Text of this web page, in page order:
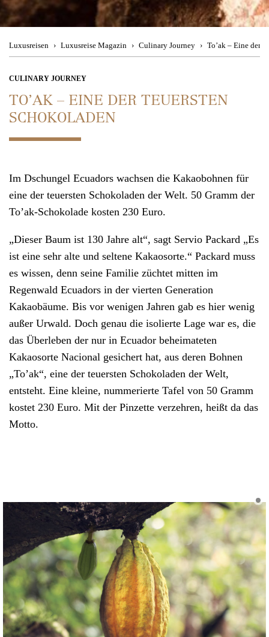
Besuchen Sie uns im Travel Store
Theresienstraße 1
80333 München
Mo. - Fr. 08:00 - 19:00 Uhr, Sa. 11:00 - 15:00 Uhr
Zürich +41 (0)44 2 2 71 27 1
Sa. 11:00 - 15:00 Uhr
Magic Moments
Urban Hotspots
Culinary Journey
Luxusreisen Luxusreise Magazin Culinary Journey To’ak – Eine der
CULINARY JOURNEY
TO’AK – EINE DER TEUERSTEN
SCHOKOLADEN
Im Dschungel Ecuadors wachsen die Kakaobohnen für
eine der teuersten Schokoladen der Welt. 50 Gramm der
To’ak-Schokolade kosten 230 Euro.
„Dieser Baum ist 130 Jahre alt“, sagt Servio Packard „Es
ist eine sehr alte und seltene Kakaosorte.“ Packard muss
es wissen, denn seine Familie züchtet mitten im
Regenwald Ecuadors in der vierten Generation
Kakaobäume. Bis vor wenigen Jahren gab es hier wenig
außer Urwald. Doch genau die isolierte Lage war es, die
das Überleben der nur in Ecuador beheimateten
Kakaosorte Nacional gesichert hat, aus deren Bohnen
„To’ak“, eine der teuersten Schokoladen der Welt,
entsteht. Eine kleine, nummerierte Tafel von 50 Gramm
kostet 230 Euro. Mit der Pinzette verzehren, heißt da das
Motto.